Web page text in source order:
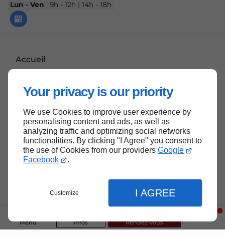
Your privacy is our priority
We use Cookies to improve user experience by
personalising content and ads, as well as
analyzing traffic and optimizing social networks
functionalities. By clicking "I Agree" you consent to
the use of Cookies from our providers Google
Facebook
.
Customize I AGREE
Menu Infos Rendez-vous
Lun - Ven : 9h - 12h | 14h - 18h
Accueil
Mentions légales
Plan du site
Haut de page